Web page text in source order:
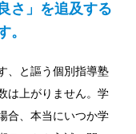
さ」を追及する
。
、と謳う個別指導塾
は上がりません。学
合、本当にいつか学